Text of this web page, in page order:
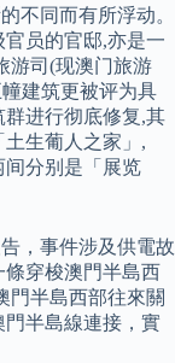
不同而有所浮动。
员的官邸,亦是一
游司(现澳门旅游
建筑更被评为具
进行彻底修复,其
生葡人之家」,
间分别是「展览
，事件涉及供電故
穿梭澳門半島西
門半島西部往來關
門半島線連接，實